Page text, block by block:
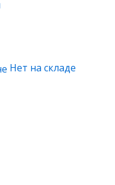
Нет на складе